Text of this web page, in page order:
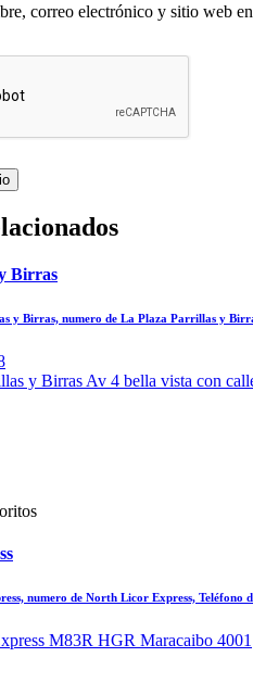
correo electrónico y sitio web
Birras
y Birras, numero de La Plaza Parrillas y
y Birras Av 4 bella vista con
numero de North Licor Express, Teléfono
M83R HGR Maracaibo 4001